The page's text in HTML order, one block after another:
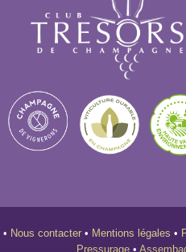
• Nous contacter • Mentions légales •
Pressurage •